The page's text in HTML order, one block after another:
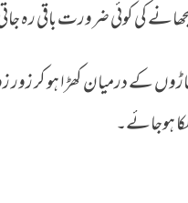
کی کوئی ضرورت باقی رہ
کے درمیان کھڑا ہو کر
ہوجائے۔